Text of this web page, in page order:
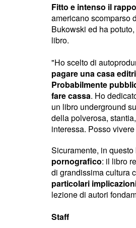
Fitto e intenso il
americano scomparso
Bukowski ed ha
libro.
"Ho scelto di
pagare una casa
Probabilmente
fare cassa. Ho
un libro underground
della polverosa,
interessa. Posso
Sicuramente, in questo
pornografico: il libro
di grandissima cultura
particolari
lezione di autori
Staff